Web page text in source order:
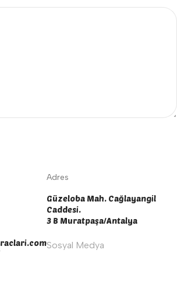
Adres
Güzeloba Mah. Cağlayangil
Caddesi.
3 B Muratpaşa/Antalya
Sosyal Medya